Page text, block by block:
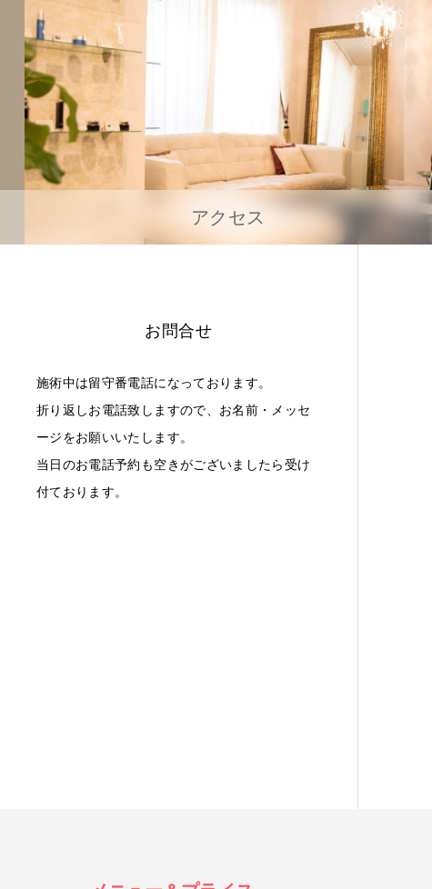
アクセス
お問合せ
施術中は留守番電話になっております。
折り返しお電話致しますので、お名前・メッセ
ージをお願いいたします。
当日のお電話予約も空きがございましたら受け
付ております。